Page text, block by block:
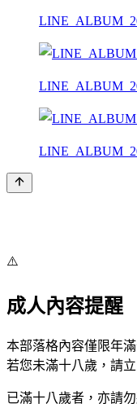
⚠️
成人內容提醒
本部落格內容僅限年
若您未滿十八歲，請立
已滿十八歲者，亦請